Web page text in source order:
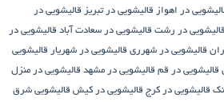
در اهواز قالیشویی در تبریز قالیشویی در
قالیشویی در رشت قالیشویی در سعادت آباد قالیشویی در
قالیشویی در شهرری قالیشویی در شهریار قالیشویی
قالیشویی در قم قالیشویی در مشهد قالیشویی در منزل
قالیشویی در کرج قالیشویی در کیش قالیشویی شرق